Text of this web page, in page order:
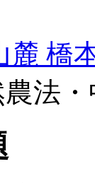
麓 橋
法